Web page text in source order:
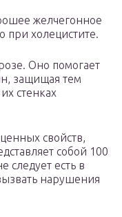
желчегонное
при холецистите.
Оно помогает
защищая тем
стенках
свойств,
собой 100
следует есть в
нарушения